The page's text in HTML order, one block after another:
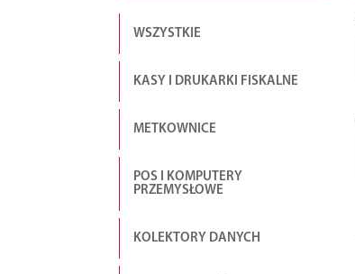
WSZYSTKIE
KASY I DRUKARKI FISKALNE
METKOWNICE
POS I KOMPUTERY
PRZEMYSŁOWE
KOLEKTORY DANYCH